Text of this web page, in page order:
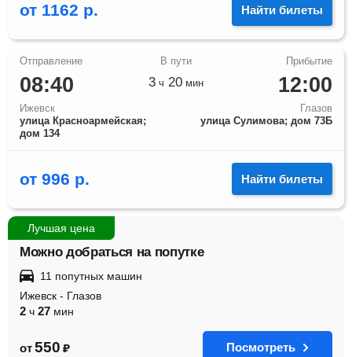
от 1162 р. Найти билеты
08:40
Ижевск
улица Красноармейская;
дом 134
12:00
Глазов
улица Сулимова; дом 73Б
3 ч 20 мин
от 996 р. Найти билеты
Лучшая цена
Можно добраться на попутке
11 попутных машин
Ижевск - Глазов
2 ч 27 мин
от 550 ₽ Посмотреть